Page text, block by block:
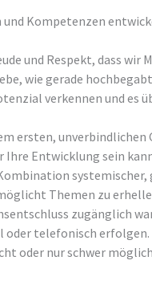
Kompetenzen
und Respekt, dass wir
wie gerade
verkennen und es
ersten, unverbindlichen
Ihre Entwicklung sein
systemischer,
Themen zu
zugänglich
telefonisch erfolgen.
oder nur schwer